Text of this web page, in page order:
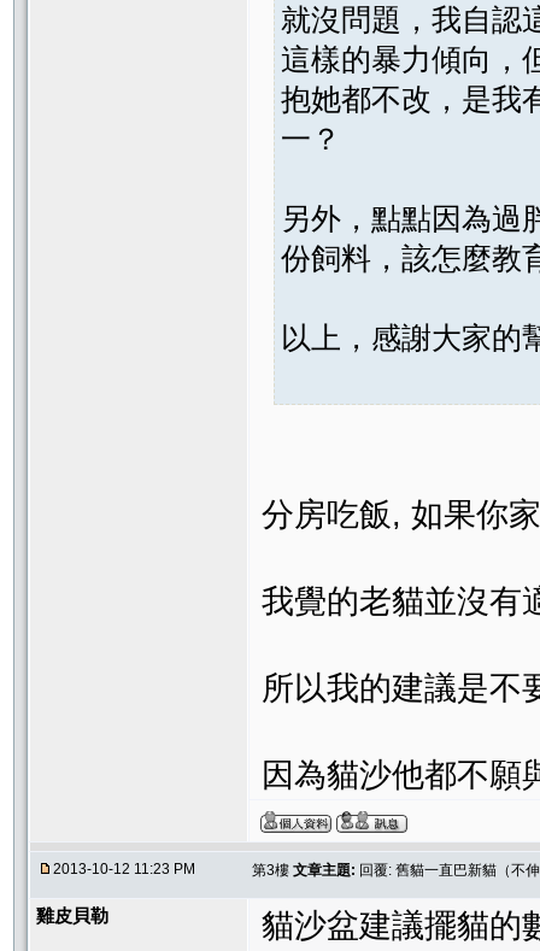
就沒問題，我自認
這樣的暴力傾向，
抱她都不改，是我
一？
另外，點點因為過
份飼料，該怎麼教
以上，感謝大家的
分房吃飯, 如果你
我覺的老貓並沒有
所以我的建議是不
因為貓沙他都不願
2013-10-12 11:23 PM 第3樓 文章主題: 回覆: 舊貓一直巴新貓（不
雞皮貝勒 貓沙盆建議擺貓的